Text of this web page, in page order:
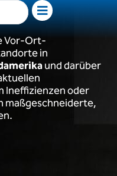
Vor-Ort-
in
und darüber
Ineffizienzen oder
maßgeschneiderte,